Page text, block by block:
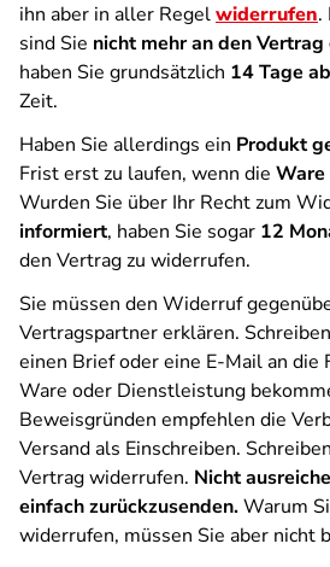
ihn aber in aller Regelwiderrufen.
sind Sie nicht mehr an den
haben Sie grundsätzlich 14 Tage
Zeit.
Haben Sie allerdings ein Produkt
Frist erst zu laufen, wenn die
Wurden Sie über Ihr Recht zum
informiert, haben Sie sogar 12
den Vertrag zu widerrufen.
Sie müssen den Widerruf
Vertragspartner erklären.
einen Brief oder eine E-Mail an die
Ware oder Dienstleistung
Beweisgründen empfehlen die
Versand als Einschreiben.
Vertrag widerrufen. Nicht
einfach zurückzusenden.Warum
widerrufen, müssen Sie aber nicht